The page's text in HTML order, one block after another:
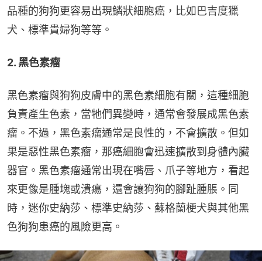
品種的狗狗更容易出現鱗狀細胞癌，比如巴吉度獵
犬、標準貴婦狗等等。
2. 黑色素瘤
黑色素瘤與狗狗皮膚中的黑色素細胞有關，這種細胞
負責產生色素，當牠們異變時，通常會發展成黑色素
瘤。不過，黑色素瘤通常是良性的，不會擴散。但如
果是惡性黑色素瘤，那癌細胞會迅速擴散到身體內臟
器官。黑色素瘤通常出現在嘴唇、爪子等地方，看起
來更像是腫塊或潰瘍，還會讓狗狗的腳趾腫脹。同
時，迷你史納莎、標準史納莎、蘇格蘭梗犬與其他黑
色狗狗患癌的風險更高。